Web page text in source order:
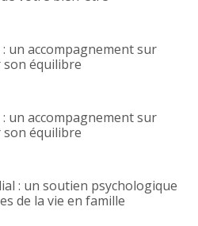
un accompagnement sur
équilibre
un accompagnement sur
équilibre
: un soutien psychologique
de la vie en famille